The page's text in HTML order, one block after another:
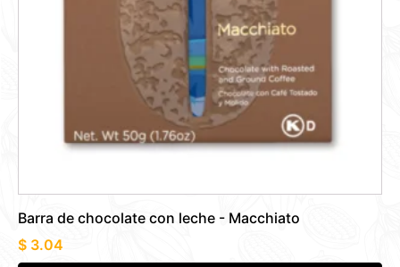
Barra de chocolate con leche - Macchiato
$ 3.04